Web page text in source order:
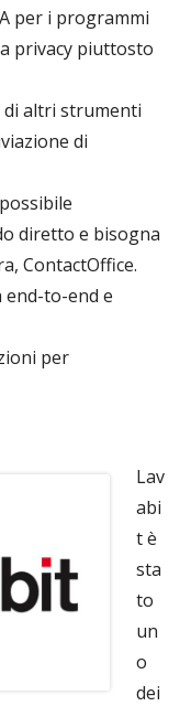
per i programmi
privacy piuttosto
di altri strumenti
di
diretto e bisogna
ContactOffice.
to-end e
per
Lav
abi
t è
sta
to
un
o
dei